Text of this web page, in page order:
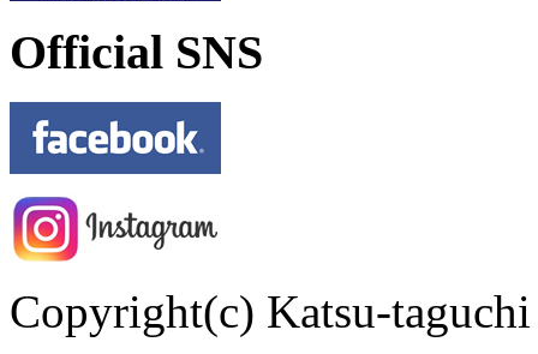
Official SNS
Copyright(c) Katsu-